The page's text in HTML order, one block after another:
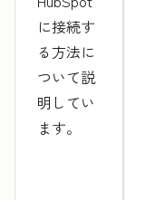
に接続す
る方法に
ついて説
明してい
ます。